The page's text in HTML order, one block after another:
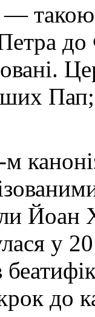
такою
Пап;
Йоан
у
до